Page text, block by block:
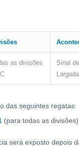
as divisões
Sinal
das seguintes regatas:
(para todas as divisões).
será exposto depois